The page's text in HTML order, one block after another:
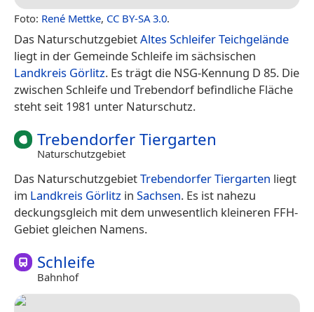
Foto: René Mettke, CC BY-SA 3.0.
Das NaturschutzgebietAltes Schleifer Teichgelände
liegt in der Gemeinde Schleife im sächsischen
Landkreis Görlitz. Es trägt die NSG-Kennung D 85. Die
zwischen Schleife und Trebendorf befindliche Fläche
steht seit 1981 unter Naturschutz.
Trebendorfer Tiergarten
Naturschutzgebiet
Das NaturschutzgebietTrebendorfer Tiergarten liegt
im Landkreis Görlitz in Sachsen. Es ist nahezu
deckungsgleich mit dem unwesentlich kleineren FFH-
Gebiet gleichen Namens.
Schleife
Bahnhof